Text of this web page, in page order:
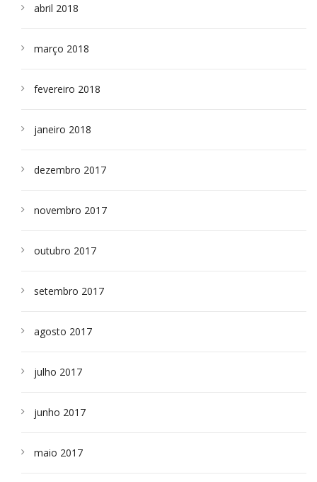
abril 2018
março 2018
fevereiro 2018
janeiro 2018
dezembro 2017
novembro 2017
outubro 2017
setembro 2017
agosto 2017
julho 2017
junho 2017
maio 2017